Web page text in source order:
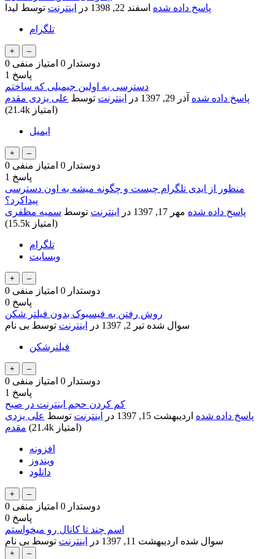
پاسخ داده شده اسفند 22, 1398 در اینترنت توسط لیدا
تلگرام
0 دوستدار 0 امتیاز منفی
1 پاسخ
دسترسی به اولین جیمیلی که ساختم
پاسخ داده شده آذر 29, 1397 در اینترنت توسط علی یزدی مقدم
(
21.4k امتیاز)
ایمیل
0 دوستدار 0 امتیاز منفی
1 پاسخ
منظور از ایدی تلگرام چیست و چگونه میشه به اون دسترسی
پیداکرد؟
پاسخ داده شده مهر 17, 1397 در اینترنت توسط سمیه مظفری
(
15.5k امتیاز)
تلگرام
وبسایت
0 دوستدار 0 امتیاز منفی
0 پاسخ
روش رفتن به فیسبوک بدون فیلتر شکن
سوال شده تیر 2, 1397 در اینترنت توسط بی نام
فیلترشکن
0 دوستدار 0 امتیاز منفی
1 پاسخ
کم کردن حجم اینترنت در صبح
پاسخ داده شده اردیبهشت 15, 1397 در اینترنت توسط علی یزدی
مقدم ( 21.4k امتیاز)
افزونه
ویندوز
دانلود
0 دوستدار 0 امتیاز منفی
0 پاسخ
اسم چند تا کانال رو میخواستم
سوال شده اردیبهشت 11, 1397 در اینترنت توسط بی نام